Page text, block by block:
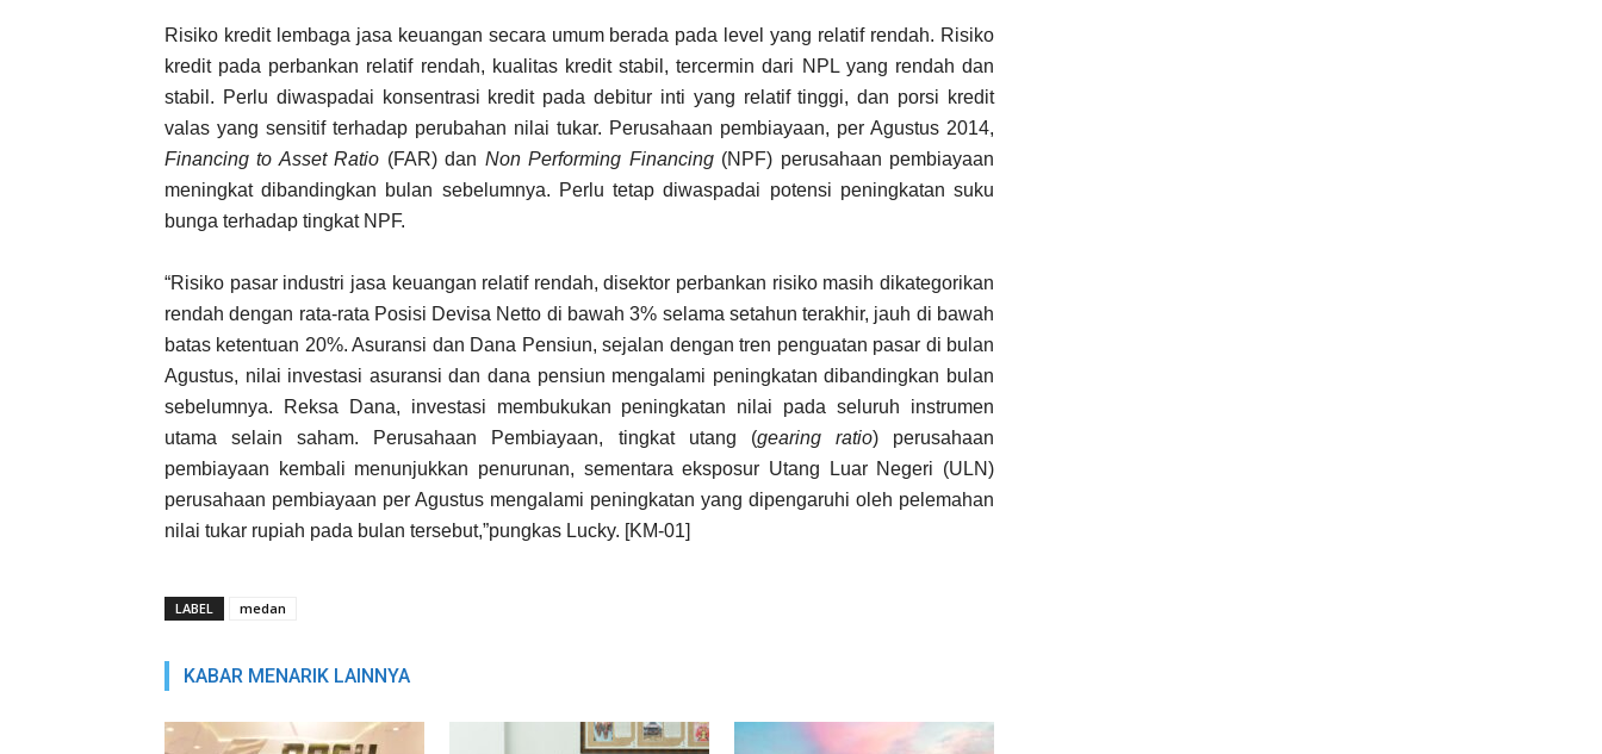
Risiko kredit lembaga jasa keuangan secara umum berada pada level yang relatif rendah. Risiko
kredit pada perbankan relatif rendah, kualitas kredit stabil, tercermin dari NPL yang rendah dan
stabil. Perlu diwaspadai konsentrasi kredit pada debitur inti yang relatif tinggi, dan porsi kredit
valas yang sensitif terhadap perubahan nilai tukar. Perusahaan pembiayaan, per Agustus 2014,
Financing to Asset Ratio (FAR) dan Non Performing Financing(NPF) perusahaan pembiayaan
meningkat dibandingkan bulan sebelumnya. Perlu tetap diwaspadai potensi peningkatan suku
bunga terhadap tingkat NPF.
“Risiko pasar industri jasa keuangan relatif rendah, disektor perbankan risiko masih dikategorikan
rendah dengan rata-rata Posisi Devisa Netto di bawah 3% selama setahun terakhir, jauh di bawah
batas ketentuan 20%. Asuransi dan Dana Pensiun, sejalan dengan tren penguatan pasar di bulan
Agustus, nilai investasi asuransi dan dana pensiun mengalami peningkatan dibandingkan bulan
sebelumnya. Reksa Dana, investasi membukukan peningkatan nilai pada seluruh instrumen
utama selain saham. Perusahaan Pembiayaan, tingkat utang (gearing ratio) perusahaan
pembiayaan kembali menunjukkan penurunan, sementara eksposur Utang Luar Negeri (ULN)
perusahaan pembiayaan per Agustus mengalami peningkatan yang dipengaruhi oleh pelemahan
nilai tukar rupiah pada bulan tersebut,”pungkas Lucky. [KM-01]
LABEL medan
KABAR MENARIK LAINNYA